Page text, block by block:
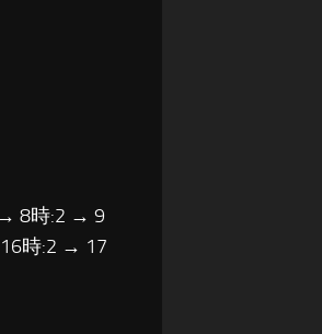
8時:2 → 9
時:2 → 17